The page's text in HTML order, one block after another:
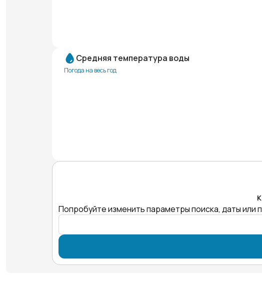
Средняя температура воды
Погода на весь год
Попробуйте изменить параметры поиска, даты